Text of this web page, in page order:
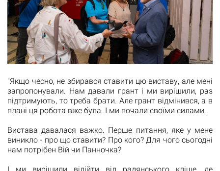
"Якщо чесно, не збирався ставити цю виставу, але мені
запропонували. Нам давали грант і ми вирішили, раз
підтримують, то треба брати. Але грант відмінився, а в
плані ця робота вже була. І ми почали своїми силами.
Вистава давалася важко. Перше питання, яке у мене
виникло - про що ставити? Про кого? Для чого сьогодні
нам потрібен Вій чи Панночка?